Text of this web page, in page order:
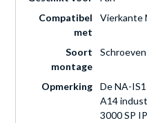
Compatibel
met
Vierkante
Soort
montage
Schroeven
Opmerking
De NA-
A14
3000 SP